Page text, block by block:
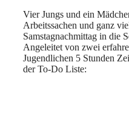
Vier Jungs und ein
Arbeitssachen und ganz
Samstagnachmittag in die
Angeleitet von zwei
Jugendlichen 5 Stunden
der To-Do Liste: